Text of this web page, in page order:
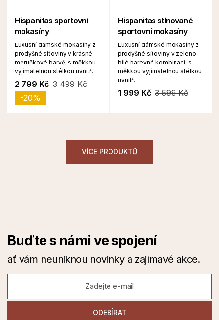
Hispanitas sportovní
mokasíny
Luxusní dámské mokasíny z
prodyšné síťoviny v krásné
meruňkové barvě, s měkkou
vyjímatelnou stélkou uvnitř.
2 799 Kč 3 499 Kč
-20%
Hispanitas stínované
sportovní mokasíny
Luxusní dámské mokasíny z
prodyšné síťoviny v zeleno-
bílé barevné kombinaci, s
měkkou vyjímatelnou stélkou
uvnitř.
1 999 Kč 3 599 Kč
VÍCE PRODUKTŮ
Buďte s námi ve spojení
ať vám neuniknou novinky a zajímavé akce.